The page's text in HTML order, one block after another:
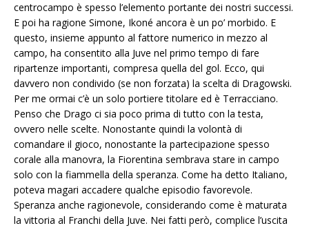
centrocampo è spesso l’elemento portante dei nostri successi.
E poi ha ragione Simone, Ikoné ancora è un po’ morbido. E
questo, insieme appunto al fattore numerico in mezzo al
campo, ha consentito alla Juve nel primo tempo di fare
ripartenze importanti, compresa quella del gol. Ecco, qui
davvero non condivido (se non forzata) la scelta di Dragowski.
Per me ormai c’è un solo portiere titolare ed è Terracciano.
Penso che Drago ci sia poco prima di tutto con la testa,
ovvero nelle scelte. Nonostante quindi la volontà di
comandare il gioco, nonostante la partecipazione spesso
corale alla manovra, la Fiorentina sembrava stare in campo
solo con la fiammella della speranza. Come ha detto Italiano,
poteva magari accadere qualche episodio favorevole.
Speranza anche ragionevole, considerando come è maturata
la vittoria al Franchi della Juve. Nei fatti però, complice l’uscita